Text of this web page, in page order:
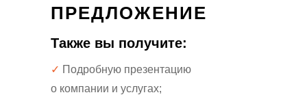
ПРЕДЛОЖЕНИЕ
Также вы получите:
✓ Подробную презентацию
о компании и услугах;